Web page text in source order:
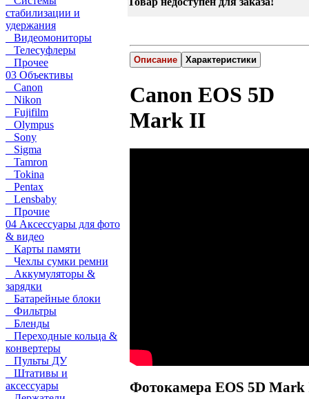
стабилизации и
удержания
Видеомониторы
Телесуфлеры
Прочее
03 Объективы
Canon
Nikon
Fujifilm
Olympus
Sony
Sigma
Tamron
Tokina
Pentax
Lensbaby
Прочие
04 Аксессуары для фото
& видео
Карты памяти
Чехлы сумки ремни
Аккумуляторы &
зарядки
Батарейные блоки
Фильтры
Бленды
Переходные кольца &
конвертеры
Пульты ДУ
Штативы и
аксессуары
Описание Характеристики
Canon EOS 5D
Mark II
Фотокамера EOS 5D